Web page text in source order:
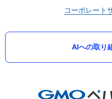
コーポレート
AIへの取り